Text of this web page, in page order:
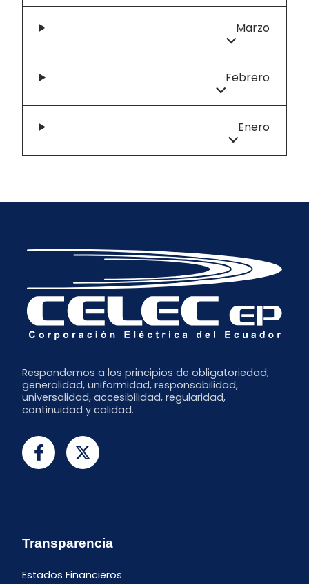
Marzo
Febrero
Enero
Respondemos a los principios de obligatoriedad,
generalidad, uniformidad, responsabilidad,
universalidad, accesibilidad, regularidad,
continuidad y calidad.
Transparencia
Estados Financieros